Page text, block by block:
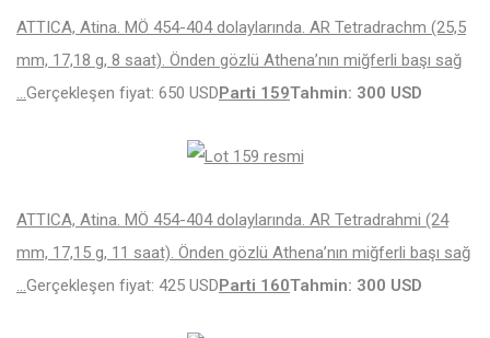
ATTICA, Atina. MÖ 454-404 dolaylarında. AR Tetradrachm (25,5
mm, 17,18 g, 8 saat). Önden gözlü Athena’nın miğferli başı sağ
Gerçekleşen fiyat: 650 USDParti 159Tahmin: 300 USD
ATTICA, Atina. MÖ 454-404 dolaylarında. AR Tetradrahmi (24
mm, 17,15 g, 11 saat). Önden gözlü Athena’nın miğferli başı sağ
Gerçekleşen fiyat: 425 USDParti 160Tahmin: 300 USD